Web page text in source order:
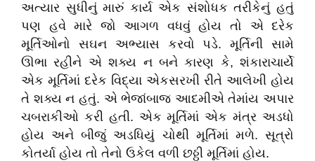
અત્યાર સુધીનું મારું કાર્ય એક સંશોધક તરીકેનું હતું
પણ
હવે મારે જો આગળ વધવું હોય તો એ દરેક
મૂર્તિઓનો
સઘન અભ્યાસ કરવો પડે.મૂર્તિની
સામે
ઊભા રહીને એ શક્ય ન બને કારણ કે, શંકારાચાર્યે
એક મૂર્તિમાં દરેક વિદ્યા એકસરખી રીતે આલેખી હોય
તે શક્ય ન હતું. એ ભેજાંબાજ આદમીએ તેમાંય અપાર
ચબરાકીઓ કરી હતી. એક મૂર્તિમાં એક મંત્ર અડધો
હોય અને બીજું અડધિયું ચોથી મૂર્તિમાં મળે.સૂત્રો
કોતર્યા હોય તો તેનો ઉકેલ વળી છઠ્ઠી મૂર્તિમાં હોય.